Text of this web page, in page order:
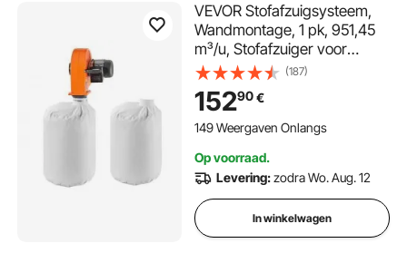
VEVOR Stofafzuigsysteem,
Wandmontage, 1 pk, 951,45
m³/u, Stofafzuiger voor
Houtbewerking met 2,5-
Micron Stofopvangzak van
79,5 Liter,
Spaanafzuigsysteem voor
n, Industriële Fabrieken
(187)
15290€
149 Weergaven Onlangs
Op voorraad.
Levering:zodra Wo. Aug. 12
In winkelwagen